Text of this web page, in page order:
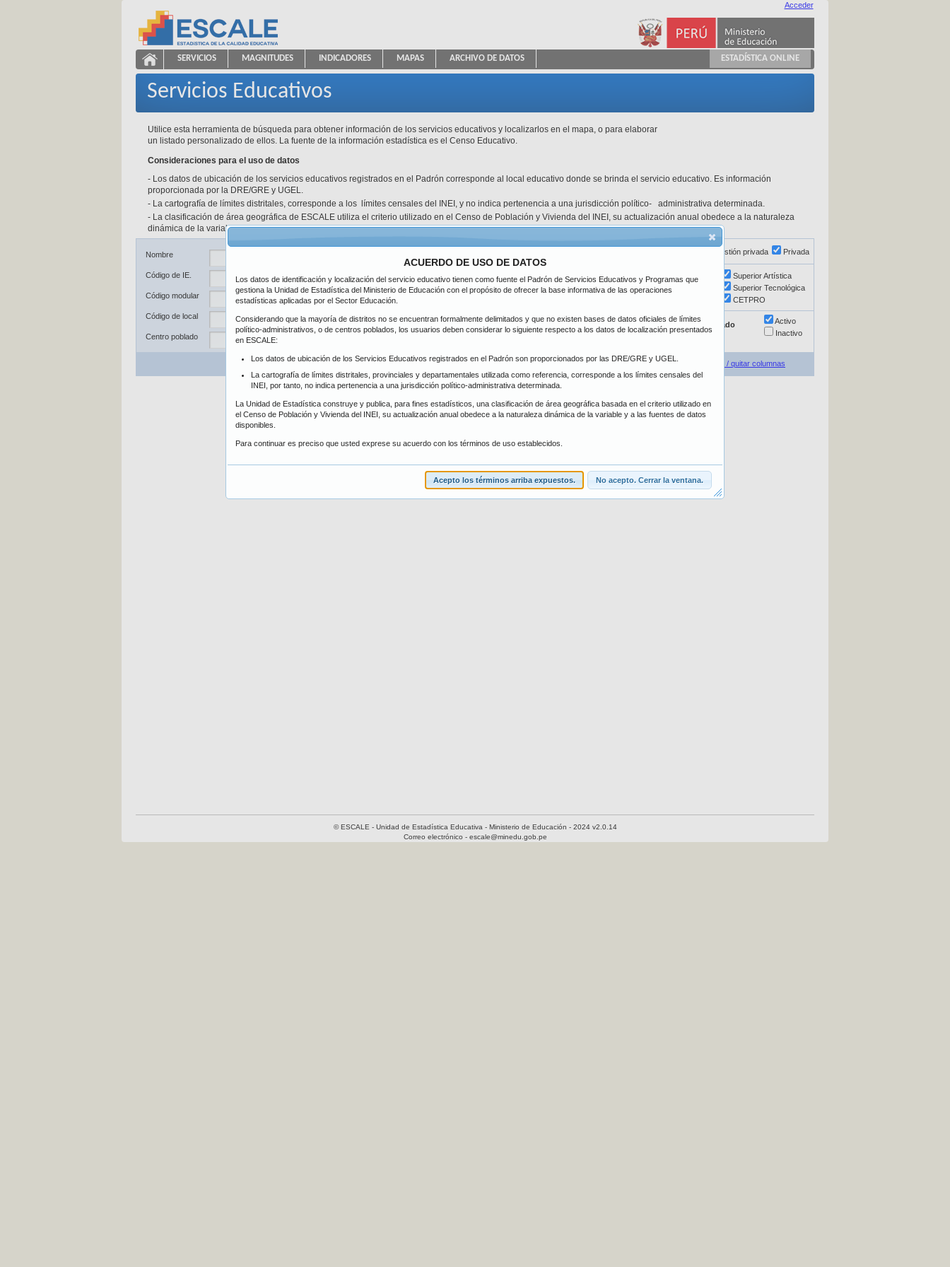
ESCALE - Unidad de Estadística Educativa
Servicios Educativos
Acceder
NAVEGACIÓN
SERVICIOS MAGNITUDES INDICADORES MAPAS ARCHIVO DE DATOS ESTADÍSTICA ONLINE
Servicios Educativos
Utilice esta herramienta de búsqueda para obtener información de los servicios educativos y localizarlos en el mapa, o para elaborar
un listado personalizado de ellos. La fuente de la información estadística es el Censo Educativo.
Consideraciones para el uso de datos
- Los datos de ubicación de los servicios educativos registrados en el Padrón corresponde al local educativo donde se brinda el servicio educativo. Es información
proporcionada por la DRE/GRE y UGEL.
- La cartografía de límites distritales, corresponde a los límites censales del INEI, y no indica pertenencia a una jurisdicción político- administrativa determinada.
- La clasificación de área geográfica de ESCALE utiliza el criterio utilizado en el Censo de Población y Vivienda del INEI, su actualización anual obedece a la naturaleza
dinámica de la variable y a las fuentes de datos disponibles.
Nombre
Código de IE.
Código modular
Código de local
Centro poblado
Departamento
Provincia
Distrito
Tipo de Gestión Pública de gestión privada Privada
Nivel
Inicial
Primaria
Básica Alternativa
Educación Especial
Superior Artística
Superior Tecnológica
CETPRO
Forma de Atención
Escolarizada
No escolarizada
Estado
Activo
Inactivo
Buscar Agregar / quitar columnas
© ESCALE - Unidad de Estadística Educativa - Ministerio de Educación - 2024 v2.0.14
Correo electrónico - escale@minedu.gob.pe
ACUERDO DE USO DE DATOS
Los datos de identificación y localización del servicio educativo tienen como fuente el Padrón de Servicios Educativos y Programas que
gestiona la Unidad de Estadística del Ministerio de Educación con el propósito de ofrecer la base informativa de las operaciones
estadísticas aplicadas por el Sector Educación.
Considerando que la mayoría de distritos no se encuentran formalmente delimitados y que no existen bases de datos oficiales de límites
político-administrativos, o de centros poblados, los usuarios deben considerar lo siguiente respecto a los datos de localización presentados
en ESCALE:
Los datos de ubicación de los Servicios Educativos registrados en el Padrón son proporcionados por las DRE/GRE y UGEL.
La cartografía de límites distritales, provinciales y departamentales utilizada como referencia, corresponde a los límites censales del
INEI, por tanto, no indica pertenencia a una jurisdicción político-administrativa determinada.
La Unidad de Estadística construye y publica, para fines estadísticos, una clasificación de área geográfica basada en el criterio utilizado en
el Censo de Población y Vivienda del INEI, su actualización anual obedece a la naturaleza dinámica de la variable y a las fuentes de datos
disponibles.
Para continuar es preciso que usted exprese su acuerdo con los términos de uso establecidos.
Acepto los términos arriba expuestos. No acepto. Cerrar la ventana.